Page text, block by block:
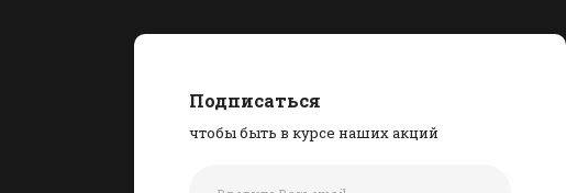
Подписаться
чтобы быть в курсе наших акций